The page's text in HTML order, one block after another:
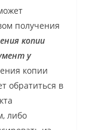
получения
копии
у
копии
обратиться в
либо